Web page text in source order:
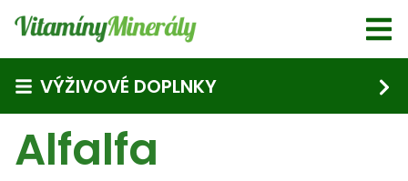
VÝŽIVOVÉ DOPLNKY
Alfalfa